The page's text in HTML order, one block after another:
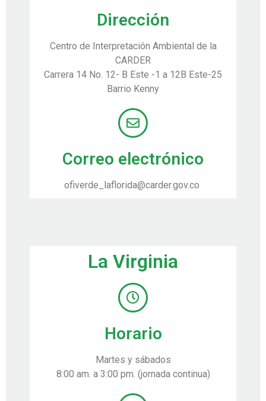
Dirección
Centro de Interpretación Ambiental de la
CARDER
Carrera 14 No. 12- B Este -1 a 12B Este-25
Barrio Kenny
Correo electrónico
ofiverde_laflorida@carder.gov.co
La Virginia
Horario
Martes y sábados
8:00 am. a 3:00 pm. (jornada continua)